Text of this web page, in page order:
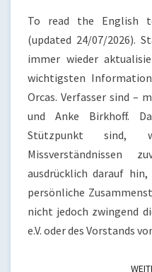
To read the English
(updated 24/07/2026).
immer wieder
wichtigsten
Orcas. Verfasser sind –
und Anke Birkhoff.
Stützpunkt sind,
Missverständnissen
ausdrücklich darauf
persönliche
nicht jedoch zwingend
e.V. oder des Vorstands